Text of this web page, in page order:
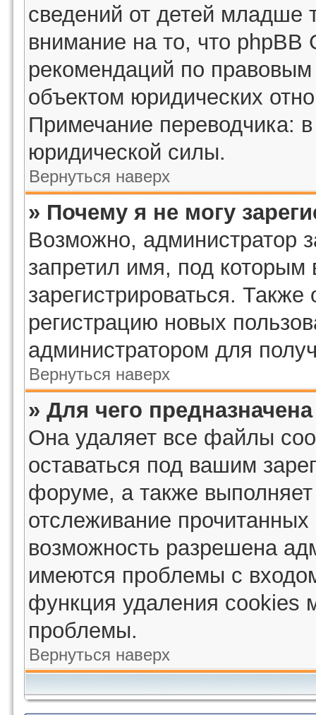
сведений от детей младше
внимание на то, что phpBB
рекомендаций по
объектом юридических
Примечание переводчика:
юридической силы.
Вернуться наверх
» Почему я не могу
Возможно, администратор
запретил имя, под которым
зарегистрироваться.
регистрацию новых
администратором для
Вернуться наверх
» Для чего
Она удаляет все файлы
оставаться под вашим
форуме, а также
отслеживание
возможность разрешена
имеются проблемы с
функция удаления cookies
проблемы.
Вернуться наверх